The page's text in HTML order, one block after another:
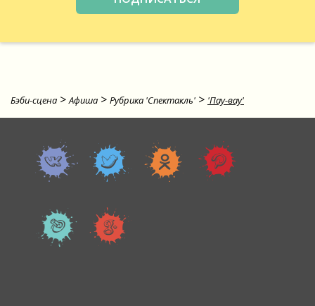
Бэби-сцена >Афиша > Рубрика 'Спектакль' > 'Пау-вау'